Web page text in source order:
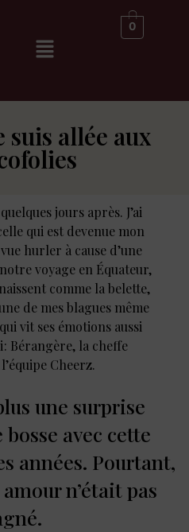
0
suis allée aux
jours après. J’ai
qui est devenue mon
hurler à cause d’une
voyage en Équateur,
comme la belette,
de mes blagues même
vit ses émotions aussi
Bérangère, la cheffe
Cheerz.
une surprise
avec cette
années. Pourtant,
n’était pas